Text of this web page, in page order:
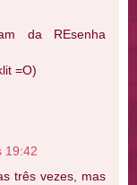
da REsenha
=O)
19:42
três vezes, mas